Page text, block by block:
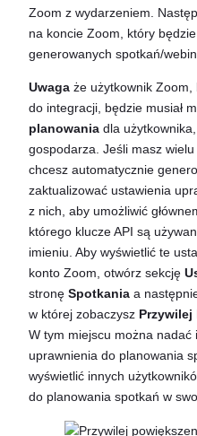
Zoom z wydarzeniem.
na koncie Zoom, który
generowanych spotkań/
Uwaga że użytkownik Zoom,
do integracji, będzie musiał
planowania dla
gospodarza. Jeśli masz
chcesz automatycznie
zaktualizować ustawienia
z nich, aby umożliwić
którego klucze API są
imieniu. Aby wyświetlić te
konto Zoom, otwórz sekcję
stronę Spotkania a
w której zobaczysz Przywilej
W tym miejscu można nadać
uprawnienia do planowania
wyświetlić innych
do planowania spotkań w